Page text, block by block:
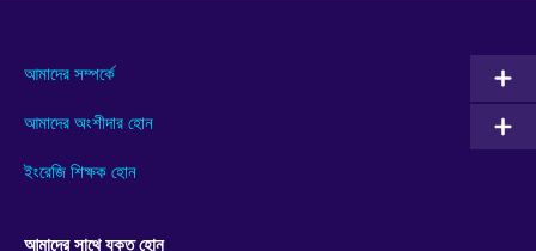
আমাদের সম্পর্কে
আমাদের অংশীদার হোন
ইংরেজি শিক্ষক হোন
আমাদের সাথে যুক্ত হোন